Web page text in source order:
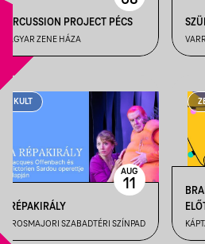
PERCUSSION PROJECT PÉCS
MAGYAR ZENE HÁZA
KULT
A RÉPAKIRÁLY
VÁROSMAJORI SZABADTÉRI SZÍNPAD
AUG
11